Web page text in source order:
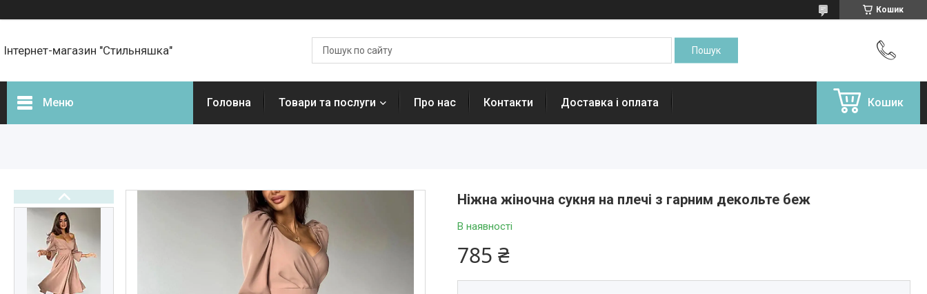
Кошик
Інтернет-магазин "Стильняшка"
Меню
Новини
Статті
Презентації та документи
Онлайн оплата
Головна Товари та послуги Про нас Контакти Доставка і оплата Кошик
Ніжна жіночна сукня на плечі з гарним декольте беж
В наявності
785 ₴